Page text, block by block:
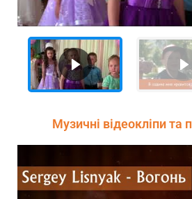
Музичні відеокліпи та